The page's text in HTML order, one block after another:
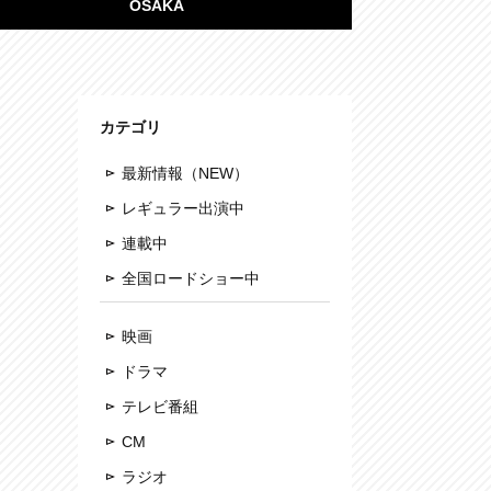
OSAKA
カテゴリ
最新情報（NEW）
レギュラー出演中
連載中
全国ロードショー中
映画
ドラマ
テレビ番組
CM
ラジオ